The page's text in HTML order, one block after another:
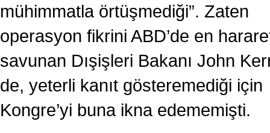
mühimmatla örtüşmediği”. Zaten
operasyon fikrini ABD’de en
savunan Dışişleri Bakanı John
de, yeterli kanıt gösteremediği için
Kongre’yi buna ikna edememişti.